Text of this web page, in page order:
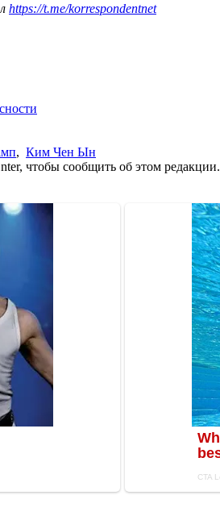
https://t.me/korrespondentnet
, Ким Чен Ын
чтобы сообщить об этом редакции.